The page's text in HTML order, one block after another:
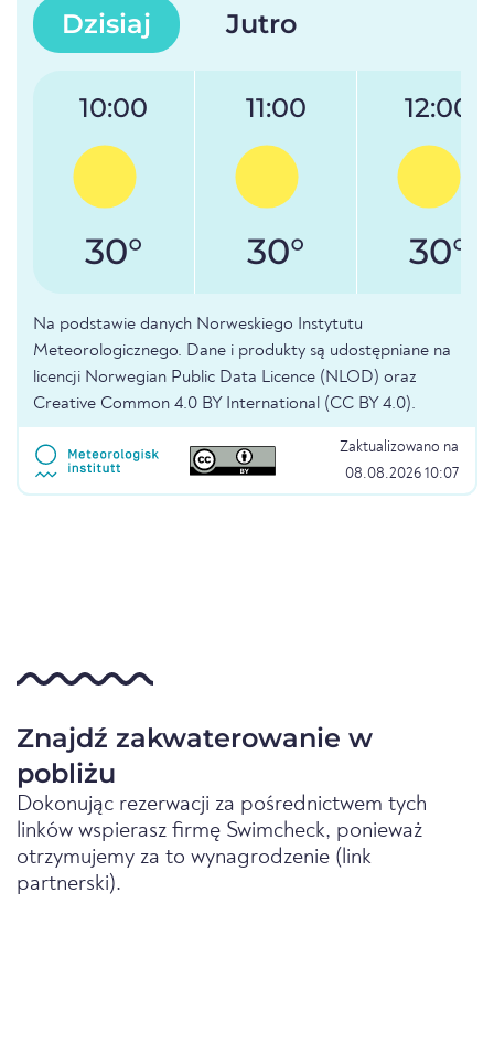
Dzisiaj Jutro
10:00
30°
11:00
30°
12:00
30°
Na podstawie danych Norweskiego Instytutu
Meteorologicznego. Dane i produkty są udostępniane na
licencji Norwegian Public Data Licence (NLOD) oraz
Creative Common 4.0 BY International (CC BY 4.0).
Zaktualizowano na
08.08.2026 10:07
Znajdź zakwaterowanie w
pobliżu
Dokonując rezerwacji za pośrednictwem tych
linków wspierasz firmę Swimcheck, ponieważ
otrzymujemy za to wynagrodzenie (link
partnerski).